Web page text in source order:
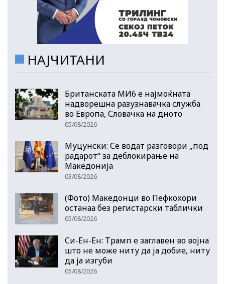
НАЈЧИТАНИ
Британската МИ6 е најмоќната
надворешна разузнавачка служба
во Европа, Словачка на дното
05/08/2026
Муцунски: Се водат разговори „под
радарот“ за деблокирање на
Македонија
03/08/2026
(Фото) Македонци во Пефкохори
останаа без регистарски таблички
05/08/2026
Си-Ен-Ен: Трамп е заглавен во војна
што не може ниту да ја добие, ниту
да ја изгуби
05/08/2026